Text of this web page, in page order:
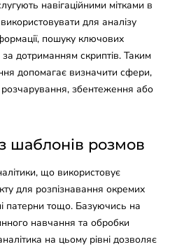
навігаційними мітками в
для аналізу
пошуку ключових
дотриманням скриптів. Таким
допомагає визначити сфери,
розчарування, збентеження або
шаблонів розмов
що використовує
для розпізнавання окремих
патерни тощо. Базуючись на
навчання та обробки
на цьому рівні дозволяє